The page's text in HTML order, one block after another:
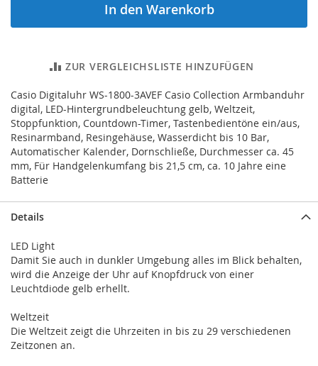
In den Warenkorb
ZUR VERGLEICHSLISTE HINZUFÜGEN
Casio Digitaluhr WS-1800-3AVEF Casio Collection Armbanduhr
digital, LED-Hintergrundbeleuchtung gelb, Weltzeit,
Stoppfunktion, Countdown-Timer, Tastenbedientöne ein/aus,
Resinarmband, Resingehäuse, Wasserdicht bis 10 Bar,
Automatischer Kalender, Dornschließe, Durchmesser ca. 45
mm, Für Handgelenkumfang bis 21,5 cm, ca. 10 Jahre eine
Batterie
Details
LED Light
Damit Sie auch in dunkler Umgebung alles im Blick behalten,
wird die Anzeige der Uhr auf Knopfdruck von einer
Leuchtdiode gelb erhellt.
Weltzeit
Die Weltzeit zeigt die Uhrzeiten in bis zu 29 verschiedenen
Zeitzonen an.